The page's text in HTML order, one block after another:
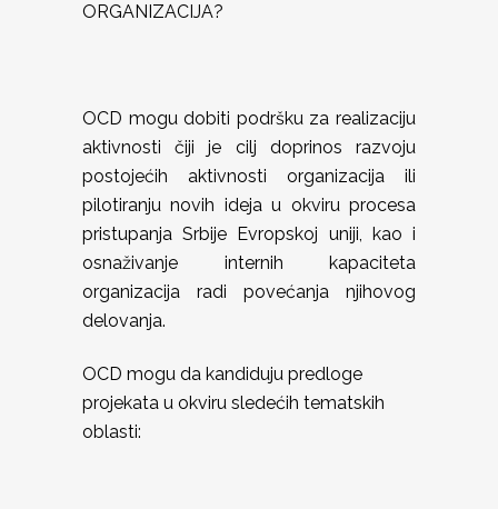
ORGANIZACIJA?
OCD mogu dobiti podršku za realizaciju
aktivnosti čiji je cilj doprinos razvoju
postojećih aktivnosti organizacija ili
pilotiranju novih ideja u okviru procesa
pristupanja Srbije Evropskoj uniji, kao i
osnaživanje internih kapaciteta
organizacija radi povećanja njihovog
delovanja.
OCD mogu da kandiduju predloge
projekata u okviru sledećih tematskih
oblasti: